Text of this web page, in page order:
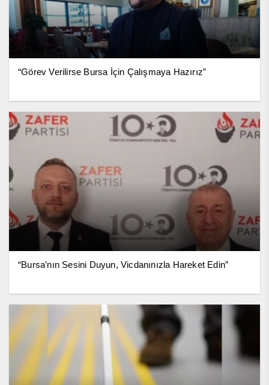
“Görev Verilirse Bursa İçin Çalışmaya Hazırız”
“Bursa’nın Sesini Duyun, Vicdanınızla Hareket Edin”